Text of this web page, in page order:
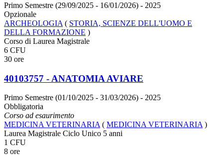
Primo Semestre (29/09/2025 - 16/01/2026) - 2025
Opzionale
ARCHEOLOGIA ( STORIA, SCIENZE DELL'UOMO E
DELLA FORMAZIONE )
Corso di Laurea Magistrale
6 CFU
30 ore
40103757 - ANATOMIA AVIARE
Primo Semestre (01/10/2025 - 31/03/2026) - 2025
Obbligatoria
Corso ad esaurimento
MEDICINA VETERINARIA ( MEDICINA VETERINARIA )
Laurea Magistrale Ciclo Unico 5 anni
1 CFU
8 ore